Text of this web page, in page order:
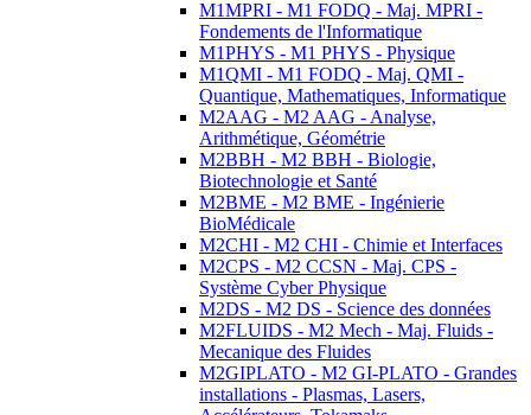
M1MPRI - M1 FODQ - Maj. MPRI -
Fondements de l'Informatique
M1PHYS - M1 PHYS - Physique
M1QMI - M1 FODQ - Maj. QMI -
Quantique, Mathematiques, Informatique
M2AAG - M2 AAG - Analyse,
Arithmétique, Géométrie
M2BBH - M2 BBH - Biologie,
Biotechnologie et Santé
M2BME - M2 BME - Ingénierie
BioMédicale
M2CHI - M2 CHI - Chimie et Interfaces
M2CPS - M2 CCSN - Maj. CPS -
Système Cyber Physique
M2DS - M2 DS - Science des données
M2FLUIDS - M2 Mech - Maj. Fluids -
Mecanique des Fluides
M2GIPLATO - M2 GI-PLATO - Grandes
installations - Plasmas, Lasers,